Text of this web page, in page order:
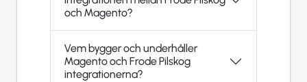
och Magento?
Vem bygger och underhåller
Magento och Frode Pilskog
integrationerna?